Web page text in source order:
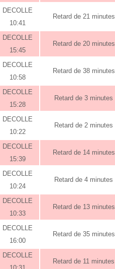
DECOLLE
10:41
Retard de 21 minutes
DECOLLE
15:45
Retard de 20 minutes
DECOLLE
10:58
Retard de 38 minutes
DECOLLE
15:28
Retard de 3 minutes
DECOLLE
10:22
Retard de 2 minutes
DECOLLE
15:39
Retard de 14 minutes
DECOLLE
10:24
Retard de 4 minutes
DECOLLE
10:33
Retard de 13 minutes
DECOLLE
16:00
Retard de 35 minutes
DECOLLE
Retard de 11 minutes